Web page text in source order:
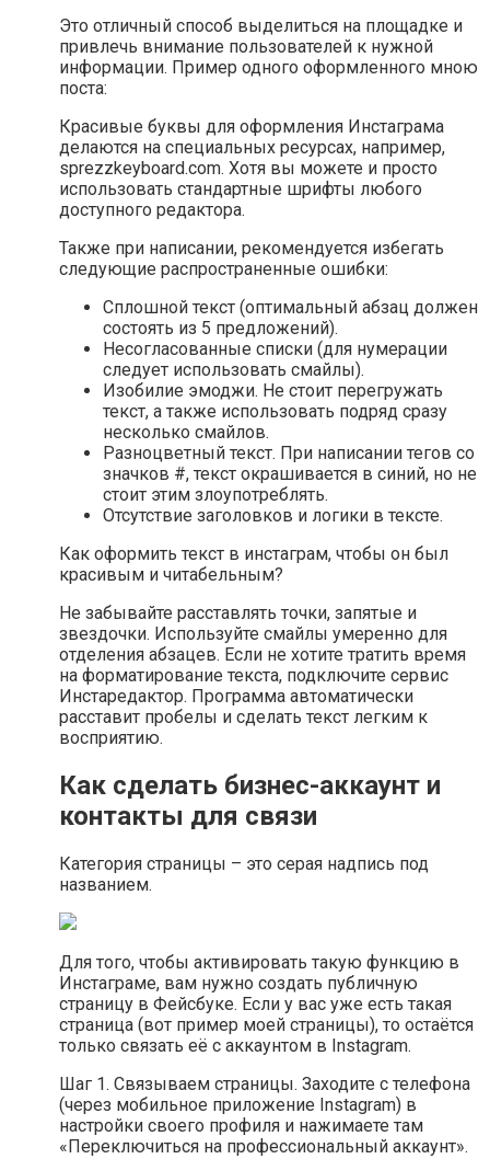
Это отличный способ выделиться на площадке и
привлечь внимание пользователей к нужной
информации. Пример одного оформленного мною
поста:
Красивые буквы для оформления Инстаграма
делаются на специальных ресурсах, например,
sprezzkeyboard.com. Хотя вы можете и просто
использовать стандартные шрифты любого
доступного редактора.
Также при написании, рекомендуется избегать
следующие распространенные ошибки:
Сплошной текст (оптимальный абзац должен
состоять из 5 предложений).
Несогласованные списки (для нумерации
следует использовать смайлы).
Изобилие эмоджи. Не стоит перегружать
текст, а также использовать подряд сразу
несколько смайлов.
Разноцветный текст. При написании тегов со
значков #, текст окрашивается в синий, но не
стоит этим злоупотреблять.
Отсутствие заголовков и логики в тексте.
Как оформить текст в инстаграм, чтобы он был
красивым и читабельным?
Не забывайте расставлять точки, запятые и
звездочки. Используйте смайлы умеренно для
отделения абзацев. Если не хотите тратить время
на форматирование текста, подключите сервис
Инстаредактор. Программа автоматически
расставит пробелы и сделать текст легким к
восприятию.
Как сделать бизнес-аккаунт и
контакты для связи
Категория страницы – это серая надпись под
названием.
Для того, чтобы активировать такую функцию в
Инстаграме, вам нужно создать публичную
страницу в Фейсбуке. Если у вас уже есть такая
страница (вот пример моей страницы), то остаётся
только связать её с аккаунтом в Instagram.
Шаг 1. Связываем страницы. Заходите с телефона
(через мобильное приложение Instagram) в
настройки своего профиля и нажимаете там
«Переключиться на профессиональный аккаунт».